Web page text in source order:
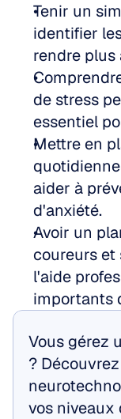
Tenir un
identifier
rendre plus
de stress
essentiel
Mettre en
aider à
d'anxiété.
Avoir un
coureurs et
l'aide
importants
Vous gérez
?
vos niveaux